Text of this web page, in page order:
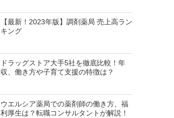
【最新！2023年版】調剤薬局 売上高ラン
キング
ドラッグストア大手5社を徹底比較！年
収、働き方や子育て支援の特徴は？
ウエルシア薬局での薬剤師の働き方、福
利厚生は？転職コンサルタントが解説！